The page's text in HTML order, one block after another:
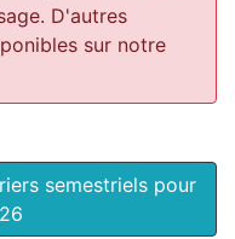
D'autres
sur notre
semestriels pour